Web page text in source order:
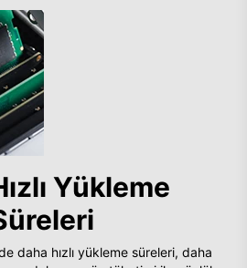
Yükleme
daha hızlı yükleme süreleri, daha